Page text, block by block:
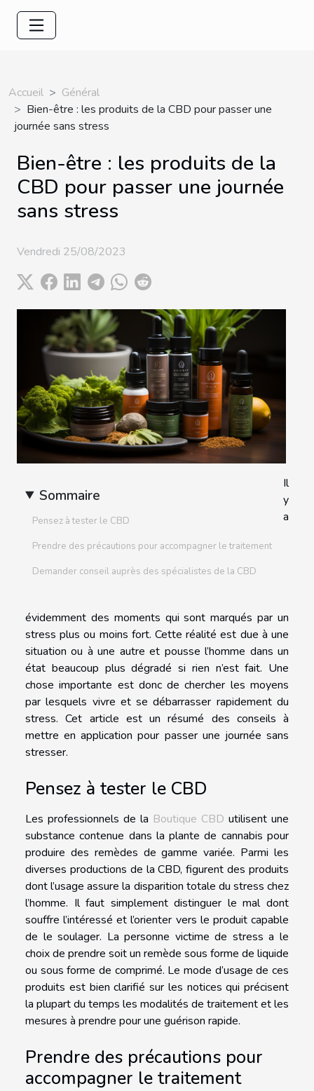
Accueil
Général
Bien-être : les produits de la CBD pour passer une
journée sans stress
Bien-être : les produits de la
CBD pour passer une journée
sans stress
Vendredi 25/08/2023
Sommaire
Pensez à tester le CBD
Prendre des précautions pour accompagner le traitement
Demander conseil auprès des spécialistes de la CBD
Il
y
a
évidemment des moments qui sont marqués par un
stress plus ou moins fort. Cette réalité est due à une
situation ou à une autre et pousse l’homme dans un
état beaucoup plus dégradé si rien n’est fait. Une
chose importante est donc de chercher les moyens
par lesquels vivre et se débarrasser rapidement du
stress. Cet article est un résumé des conseils à
mettre en application pour passer une journée sans
stresser.
Pensez à tester le CBD
Les professionnels de la Boutique CBD utilisent une
substance contenue dans la plante de cannabis pour
produire des remèdes de gamme variée. Parmi les
diverses productions de la CBD, figurent des produits
dont l’usage assure la disparition totale du stress chez
l’homme. Il faut simplement distinguer le mal dont
souffre l’intéressé et l’orienter vers le produit capable
de le soulager. La personne victime de stress a le
choix de prendre soit un remède sous forme de liquide
ou sous forme de comprimé. Le mode d’usage de ces
produits est bien clarifié sur les notices qui précisent
la plupart du temps les modalités de traitement et les
mesures à prendre pour une guérison rapide.
Prendre des précautions pour
accompagner le traitement